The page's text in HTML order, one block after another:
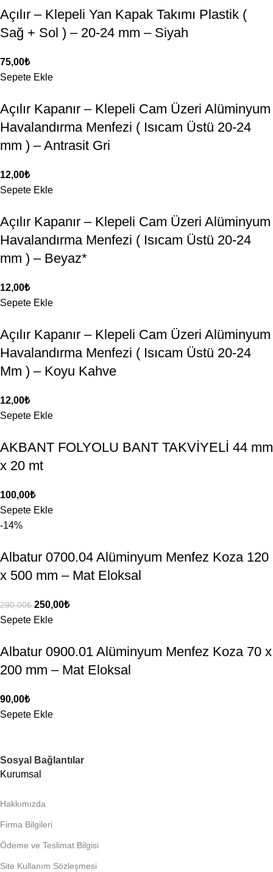
Açılır – Klepeli Yan Kapak Takımı Plastik (
Sağ + Sol ) – 20-24 mm – Siyah
75,00₺
Sepete Ekle
Açılır Kapanır – Klepeli Cam Üzeri Alüminyum
Havalandırma Menfezi ( Isıcam Üstü 20-24
mm ) – Antrasit Gri
12,00₺
Sepete Ekle
Açılır Kapanır – Klepeli Cam Üzeri Alüminyum
Havalandırma Menfezi ( Isıcam Üstü 20-24
mm ) – Beyaz*
12,00₺
Sepete Ekle
Açılır Kapanır – Klepeli Cam Üzeri Alüminyum
Havalandırma Menfezi ( Isıcam Üstü 20-24
Mm ) – Koyu Kahve
12,00₺
Sepete Ekle
AKBANT FOLYOLU BANT TAKVİYELİ 44 mm
x 20 mt
100,00₺
Sepete Ekle
-14%
Albatur 0700.04 Alüminyum Menfez Koza 120
x 500 mm – Mat Eloksal
290,00₺ 250,00₺
Sepete Ekle
Albatur 0900.01 Alüminyum Menfez Koza 70 x
200 mm – Mat Eloksal
90,00₺
Sepete Ekle
Sosyal Bağlantılar
Kurumsal
Hakkımızda
Firma Bilgileri
Ödeme ve Teslimat Bilgisi
Site Kullanım Sözleşmesi